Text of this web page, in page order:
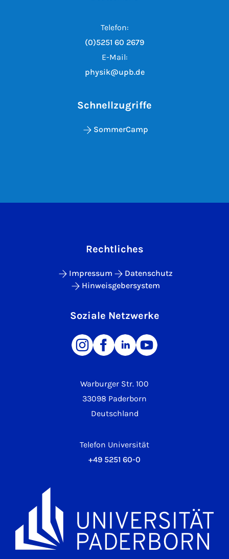
Telefon:
(0)5251 60 2679
E-Mail:
physik@upb.de
Schnellzugriffe
SommerCamp
Warburger Str. 100
33098 Paderborn
Deutschland
Telefon Universität
+49 5251 60-0
Rechtliches
Impressum
Datenschutz
Hinweisgebersystem
Soziale Netzwerke